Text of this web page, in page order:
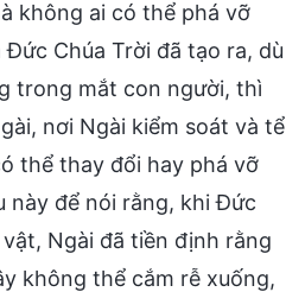
không ai có thể phá vỡ
Chúa Trời đã tạo ra, dù
trong mắt con người, thì
nơi Ngài kiểm soát và tể
thể thay đổi hay phá vỡ
này để nói rằng, khi Đức
Ngài đã tiền định rằng
không thể cắm rễ xuống,